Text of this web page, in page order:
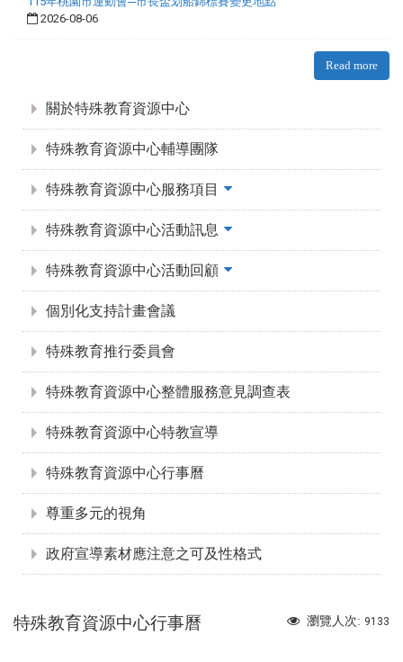
2026-08-06
Read more
關於特殊教育資源中心
特殊教育資源中心輔導團隊
特殊教育資源中心服務項目
特殊教育資源中心活動訊息
特殊教育資源中心活動回顧
個別化支持計畫會議
特殊教育推行委員會
特殊教育資源中心整體服務意見調查表
特殊教育資源中心特教宣導
特殊教育資源中心行事曆
尊重多元的視角
政府宣導素材應注意之可及性格式
瀏覽人次: 9133
特殊教育資源中心行事曆